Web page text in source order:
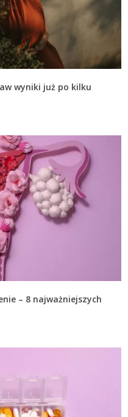
wyniki już po kilku
– 8 najważniejszych